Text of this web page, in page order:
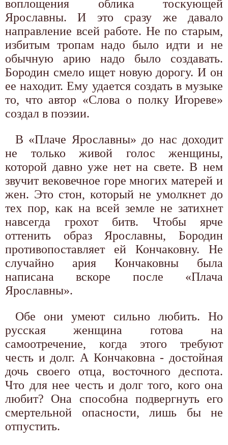
воплощения облика тоскующей
Ярославны. И это сразу же давало
направление всей работе. Не по старым,
избитым тропам надо было идти и не
обычную арию надо было создавать.
Бородин смело ищет новую дорогу. И он
ее находит. Ему удается создать в музыке
то, что автор «Слова о полку Игореве»
создал в поэзии.
В «Плаче Ярославны» до нас доходит
не только живой голос женщины,
которой давно уже нет на свете. В нем
звучит вековечное горе многих матерей и
жен. Это стон, который не умолкнет до
тех пор, как на всей земле не затихнет
навсегда грохот битв. Чтобы ярче
оттенить образ Ярославны, Бородин
противопоставляет ей Кончаковну. Не
случайно ария Кончаковны была
написана вскоре после «Плача
Ярославны».
Обе они умеют сильно любить. Но
русская женщина готова на
самоотречение, когда этого требуют
честь и долг. А Кончаковна - достойная
дочь своего отца, восточного деспота.
Что для нее честь и долг того, кого она
любит? Она способна подвергнуть его
смертельной опасности, лишь бы не
отпустить.